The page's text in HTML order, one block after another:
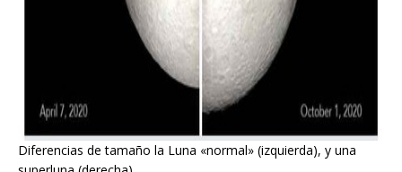
Diferencias de tamaño la Luna «normal» (izquierda), y una